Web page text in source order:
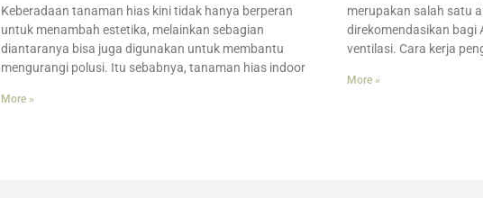
Keberadaan tanaman hias kini tidak hanya berperan
untuk menambah estetika, melainkan sebagian
diantaranya bisa juga digunakan untuk membantu
mengurangi polusi. Itu sebabnya, tanaman hias indoor
More »
merupakan salah satu
direkomendasikan bagi
ventilasi. Cara kerja
More »